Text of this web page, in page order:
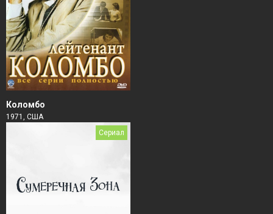
Коломбо
1971, США
Сериал